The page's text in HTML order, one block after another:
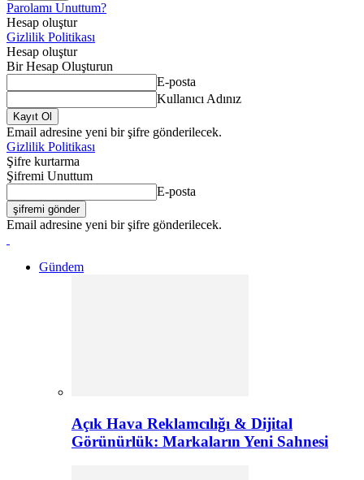
Parolamı Unuttum?
Hesap oluştur
Gizlilik Politikası
Hesap oluştur
Bir Hesap Oluşturun
E-posta
Kullanıcı Adınız
Email adresine yeni bir şifre gönderilecek.
Gizlilik Politikası
Şifre kurtarma
Şifremi Unuttum
E-posta
Email adresine yeni bir şifre gönderilecek.
Gündem
Açık Hava Reklamcılığı & Dijital
Görünürlük: Markaların Yeni Sahnesi